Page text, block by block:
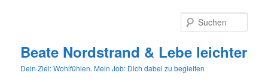
Beate Nordstrand & Lebe leichter
Dein Ziel: Wohlfühlen. Mein Job: Dich dabei zu begleiten